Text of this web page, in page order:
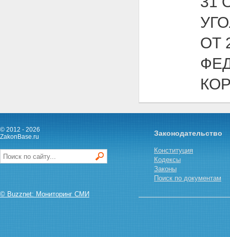
ОТ
© 2012 - 2026
ZakonBase.ru
© Buzznet: Мониторинг СМИ
Законодательство
Конституция
Кодексы
Законы
Поиск по документам